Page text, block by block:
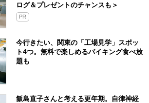
ログ＆プレゼントのチャンスも＞
PR
今行きたい、関東の「工場見学」スポッ
ト4つ。無料で楽しめるバイキング食べ放
題も
飯島直子さんと考える更年期。自律神経